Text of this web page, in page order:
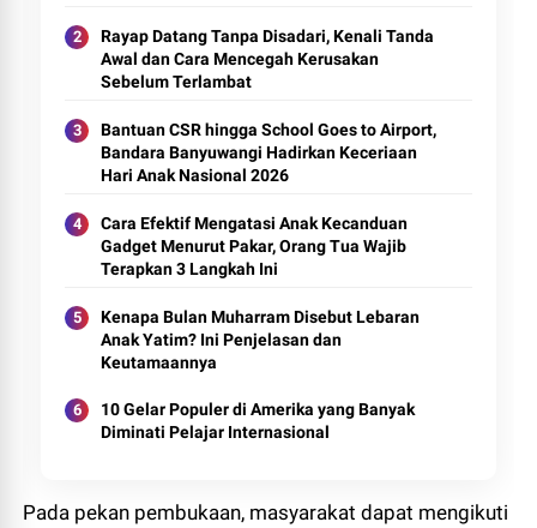
Rayap Datang Tanpa Disadari, Kenali Tanda
Awal dan Cara Mencegah Kerusakan
Sebelum Terlambat
Bantuan CSR hingga School Goes to Airport,
Bandara Banyuwangi Hadirkan Keceriaan
Hari Anak Nasional 2026
Cara Efektif Mengatasi Anak Kecanduan
Gadget Menurut Pakar, Orang Tua Wajib
Terapkan 3 Langkah Ini
Kenapa Bulan Muharram Disebut Lebaran
Anak Yatim? Ini Penjelasan dan
Keutamaannya
10 Gelar Populer di Amerika yang Banyak
Diminati Pelajar Internasional
Pada pekan pembukaan, masyarakat dapat mengikuti